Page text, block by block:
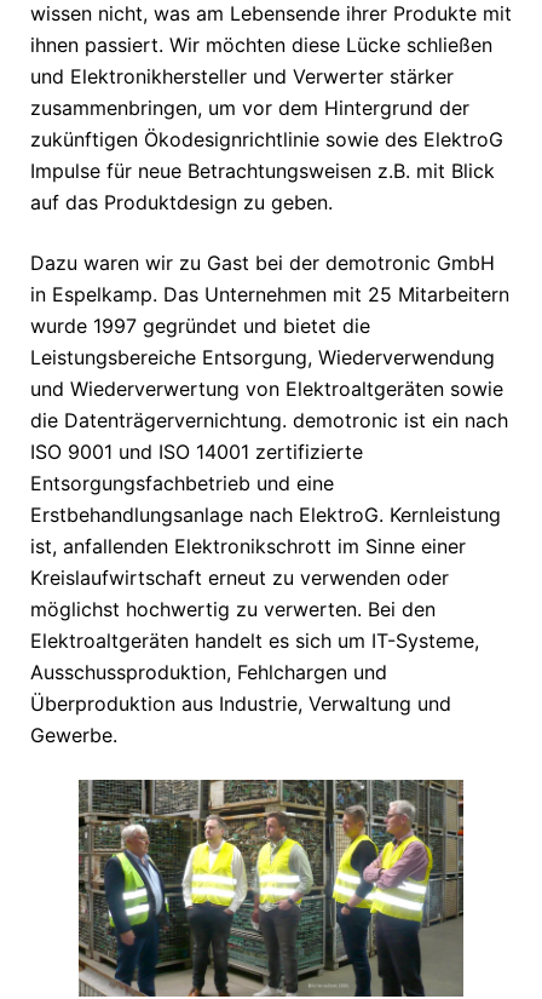
wissen nicht, was am Lebensende ihrer Produkte mit
ihnen passiert. Wir möchten diese Lücke schließen
und Elektronikhersteller und Verwerter stärker
zusammenbringen, um vor dem Hintergrund der
zukünftigen Ökodesignrichtlinie sowie des ElektroG
Impulse für neue Betrachtungsweisen z.B. mit Blick
auf das Produktdesign zu geben.
Dazu waren wir zu Gast bei der demotronic GmbH
in Espelkamp. Das Unternehmen mit 25 Mitarbeitern
wurde 1997 gegründet und bietet die
Leistungsbereiche Entsorgung, Wiederverwendung
und Wiederverwertung von Elektroaltgeräten sowie
die Datenträgervernichtung. demotronic ist ein nach
ISO 9001 und ISO 14001 zertifizierte
Entsorgungsfachbetrieb und eine
Erstbehandlungsanlage nach ElektroG. Kernleistung
ist, anfallenden Elektronikschrott im Sinne einer
Kreislaufwirtschaft erneut zu verwenden oder
möglichst hochwertig zu verwerten. Bei den
Elektroaltgeräten handelt es sich um IT-Systeme,
Ausschussproduktion, Fehlchargen und
Überproduktion aus Industrie, Verwaltung und
Gewerbe.